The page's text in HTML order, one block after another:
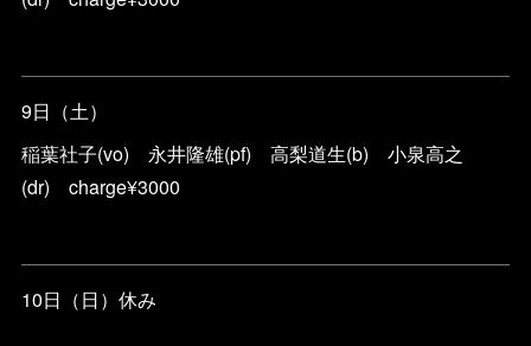
9日（土）
稲葉社子(vo) 永井隆雄(pf) 高梨道生(b) 小泉高之
(dr) charge¥3000
10日（日）休み